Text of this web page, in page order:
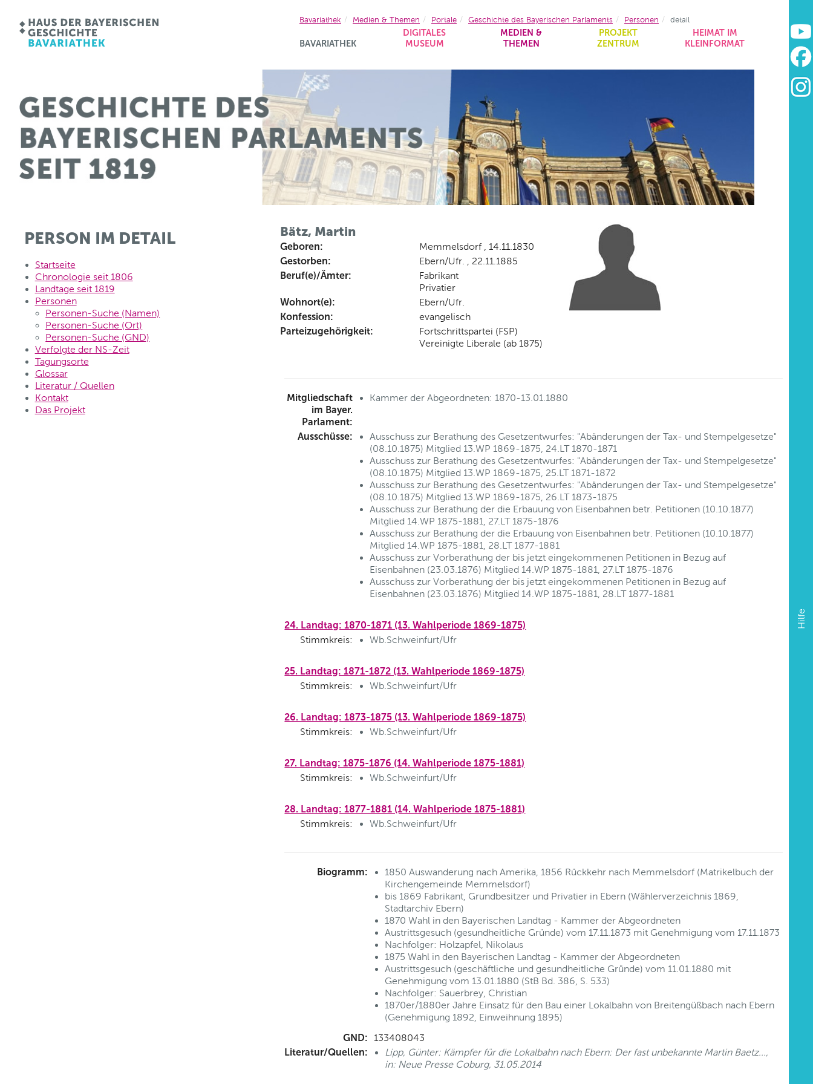
BAVARIATHEK
DIGITALES
MUSEUM
MEDIEN &
THEMEN
PROJEKT
ZENTRUM
HEIMAT IM
KLEINFORMAT
Hilfe
Bavariathek Medien & Themen Portale Geschichte des Bayerischen Parlaments Personen detail
PERSON IM DETAIL
Startseite
Chronologie seit 1806
Landtage seit 1819
Personen
Personen-Suche (Namen)
Personen-Suche (Ort)
Personen-Suche (GND)
Verfolgte der NS-Zeit
Tagungsorte
Glossar
Literatur / Quellen
Kontakt
Das Projekt
Bätz, Martin
Geboren: Memmelsdorf , 14.11.1830
Gestorben: Ebern/Ufr. , 22.11.1885
Beruf(e)/Ämter:
Fabrikant
Privatier
Wohnort(e): Ebern/Ufr.
Konfession: evangelisch
Parteizugehörigkeit:
Fortschrittspartei (FSP)
Vereinigte Liberale (ab 1875)
Mitgliedschaft
im Bayer.
Parlament:
Kammer der Abgeordneten: 1870-13.01.1880
Ausschüsse:
Ausschuss zur Berathung des Gesetzentwurfes: "Abänderungen der Tax- und Stempelgesetze"
(08.10.1875) Mitglied 13.WP 1869-1875, 24.LT 1870-1871
Ausschuss zur Berathung des Gesetzentwurfes: "Abänderungen der Tax- und Stempelgesetze"
(08.10.1875) Mitglied 13.WP 1869-1875, 25.LT 1871-1872
Ausschuss zur Berathung des Gesetzentwurfes: "Abänderungen der Tax- und Stempelgesetze"
(08.10.1875) Mitglied 13.WP 1869-1875, 26.LT 1873-1875
Ausschuss zur Berathung der die Erbauung von Eisenbahnen betr. Petitionen (10.10.1877)
Mitglied 14.WP 1875-1881, 27.LT 1875-1876
Ausschuss zur Berathung der die Erbauung von Eisenbahnen betr. Petitionen (10.10.1877)
Mitglied 14.WP 1875-1881, 28.LT 1877-1881
Ausschuss zur Vorberathung der bis jetzt eingekommenen Petitionen in Bezug auf
Eisenbahnen (23.03.1876) Mitglied 14.WP 1875-1881, 27.LT 1875-1876
Ausschuss zur Vorberathung der bis jetzt eingekommenen Petitionen in Bezug auf
Eisenbahnen (23.03.1876) Mitglied 14.WP 1875-1881, 28.LT 1877-1881
24. Landtag: 1870-1871 (13. Wahlperiode 1869-1875)
Stimmkreis: Wb.Schweinfurt/Ufr
25. Landtag: 1871-1872 (13. Wahlperiode 1869-1875)
Stimmkreis: Wb.Schweinfurt/Ufr
26. Landtag: 1873-1875 (13. Wahlperiode 1869-1875)
Stimmkreis: Wb.Schweinfurt/Ufr
27. Landtag: 1875-1876 (14. Wahlperiode 1875-1881)
Stimmkreis: Wb.Schweinfurt/Ufr
28. Landtag: 1877-1881 (14. Wahlperiode 1875-1881)
Stimmkreis: Wb.Schweinfurt/Ufr
Biogramm:
1850 Auswanderung nach Amerika, 1856 Rückkehr nach Memmelsdorf (Matrikelbuch der
Kirchengemeinde Memmelsdorf)
bis 1869 Fabrikant, Grundbesitzer und Privatier in Ebern (Wählerverzeichnis 1869,
Stadtarchiv Ebern)
1870 Wahl in den Bayerischen Landtag - Kammer der Abgeordneten
Austrittsgesuch (gesundheitliche Gründe) vom 17.11.1873 mit Genehmigung vom 17.11.1873
Nachfolger: Holzapfel, Nikolaus
1875 Wahl in den Bayerischen Landtag - Kammer der Abgeordneten
Austrittsgesuch (geschäftliche und gesundheitliche Gründe) vom 11.01.1880 mit
Genehmigung vom 13.01.1880 (StB Bd. 386, S. 533)
Nachfolger: Sauerbrey, Christian
1870er/1880er Jahre Einsatz für den Bau einer Lokalbahn von Breitengüßbach nach Ebern
(Genehmigung 1892, Einweihnung 1895)
GND: 133408043
Literatur/Quellen:
Lipp, Günter: Kämpfer für die Lokalbahn nach Ebern: Der fast unbekannte Martin Baetz...,
in: Neue Presse Coburg, 31.05.2014